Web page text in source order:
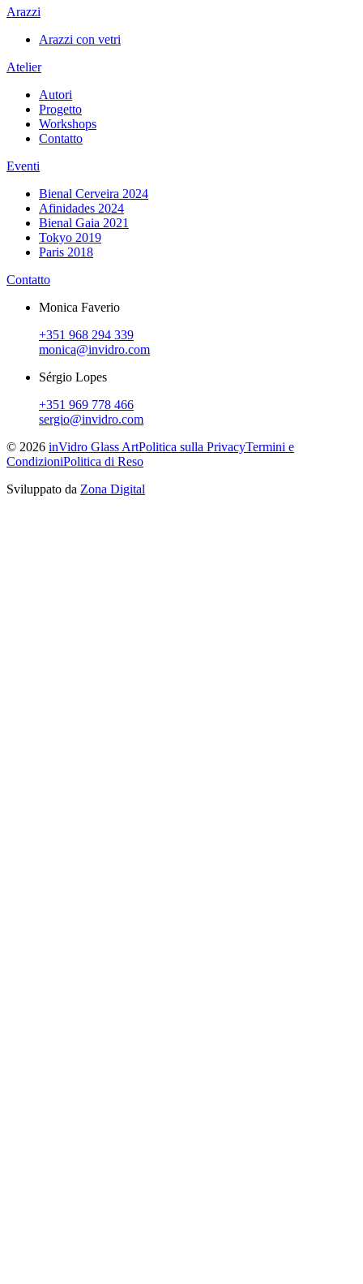
Arazzi
Arazzi con vetri
Atelier
Autori
Progetto
Workshops
Contatto
Eventi
Bienal Cerveira 2024
Afinidades 2024
Bienal Gaia 2021
Tokyo 2019
Paris 2018
Contatto
Monica Faverio
+351 968 294 339
monica@invidro.com
Sérgio Lopes
+351 969 778 466
sergio@invidro.com
© 2026 inVidro Glass ArtPolitica sulla PrivacyTermini e
CondizioniPolitica di Reso
Sviluppato da Zona Digital